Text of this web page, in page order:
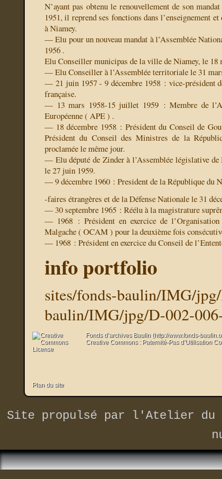
N’ayant pas obtenu le renouvellement de son
1951, il reprend ses fonctions dans l’enseignement
à Niamey.
— Elu pour un nouveau mandat à l’Assemblée
1956 .
Elu Conseiller municipas de la ville de Niamey, le 18
— Elu Conseiller à l’Assemblée territoriale le 31
— 21 juin 1957 - 9 décembre 1958 : vice-président
française.
— 13 mars 1958-15 juillet 1959 : Membre de
Européenne ( APE ) .
— 18 décembre 1958 : Président du Conseil de
Président du Conseil des Ministres de la
proclamée le même jour.
— Elu député de Zinder à l’Assemblée législative
le 27 juin 1959.
— 9 décembre 1960 : President de la République du
-faires étrangères et de la Défense Nationale le 31
— 30 septembre 1965 : Réélu à la magistrature
— 1968 : Président en exercice de
Malgache ( OCAM ) pour la deuxième fois
— 1968 : Président en exercice du Conseil de
info portfolio
sites/fonds-baulin/IMG/
baulin/IMG/jpg/D-002-
Fonds d’archives Baulin (http://www.fonds-
Creative Commons : Paternité-Pas d’Utilisation
Plan du site
Site propulsé par
l'Atelier du